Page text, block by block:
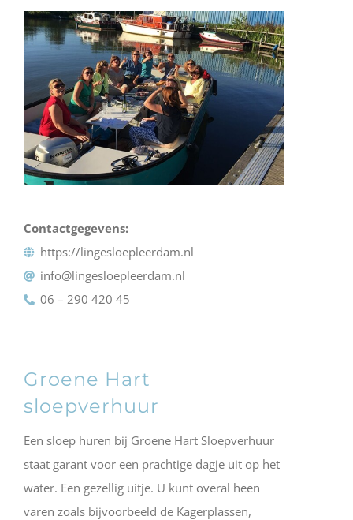
Contactgegevens:
https://lingesloepleerdam.nl
info@lingesloepleerdam.nl
06 – 290 420 45
Groene Hart
sloepverhuur
Een sloep huren bij Groene Hart Sloepverhuur
staat garant voor een prachtige dagje uit op het
water. Een gezellig uitje. U kunt overal heen
varen zoals bijvoorbeeld de Kagerplassen,